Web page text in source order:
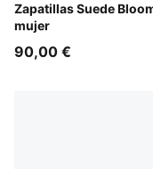
Zapatillas Suede
mujer
Misty Pink-Powder
90,00 €